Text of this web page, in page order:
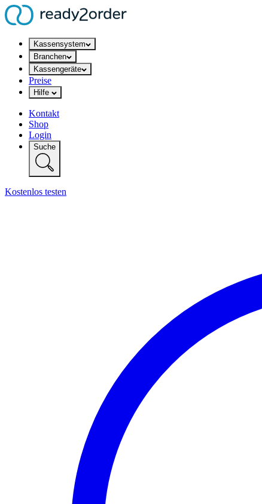
Kassensystem
Branchen
Kassengeräte
Preise
Hilfe
Kontakt
Shop
Login
Suche
Kostenlos testen